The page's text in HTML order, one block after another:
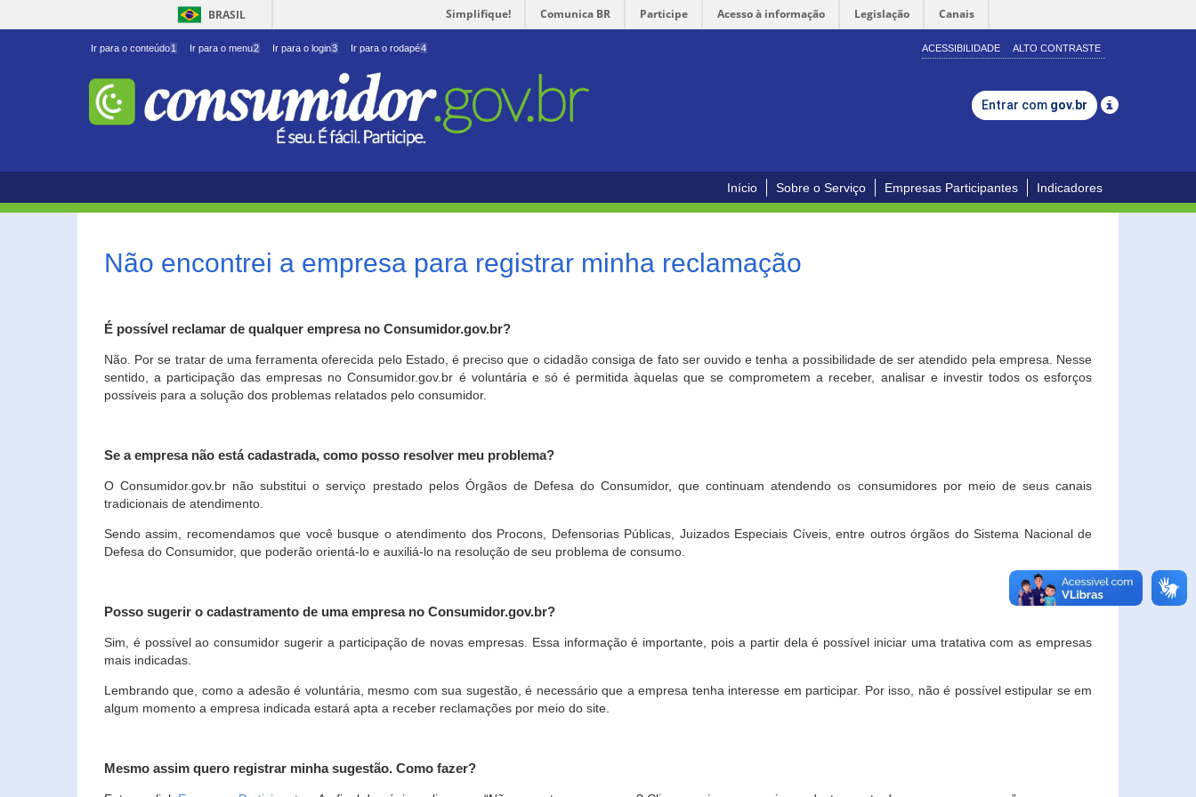
BRASIL Simplifique! Comunica BR Participe Acesso à informação Legislação Canais
Ir para o conteúdo1 Ir para o menu2 Ir para o login3 Ir para o rodapé4 ACESSIBILIDADE ALTO CONTRASTE
Entrar com gov.br
Início Sobre o Serviço Empresas Participantes Indicadores
Não encontrei a empresa para registrar minha reclamação
É possível reclamar de qualquer empresa no Consumidor.gov.br?
Não. Por se tratar de uma ferramenta oferecida pelo Estado, é preciso que o cidadão consiga de fato ser ouvido e tenha a possibilidade de ser atendido pela empresa. Nesse
sentido, a participação das empresas no Consumidor.gov.br é voluntária e só é permitida àquelas que se comprometem a receber, analisar e investir todos os esforços
possíveis para a solução dos problemas relatados pelo consumidor.
Se a empresa não está cadastrada, como posso resolver meu problema?
O Consumidor.gov.br não substitui o serviço prestado pelos Órgãos de Defesa do Consumidor, que continuam atendendo os consumidores por meio de seus canais
tradicionais de atendimento.
Sendo assim, recomendamos que você busque o atendimento dos Procons, Defensorias Públicas, Juizados Especiais Cíveis, entre outros órgãos do Sistema Nacional de
Defesa do Consumidor, que poderão orientá-lo e auxiliá-lo na resolução de seu problema de consumo.
Posso sugerir o cadastramento de uma empresa no Consumidor.gov.br?
Sim, é possível ao consumidor sugerir a participação de novas empresas. Essa informação é importante, pois a partir dela é possível iniciar uma tratativa com as empresas
mais indicadas.
Lembrando que, como a adesão é voluntária, mesmo com sua sugestão, é necessário que a empresa tenha interesse em participar. Por isso, não é possível estipular se em
algum momento a empresa indicada estará apta a receber reclamações por meio do site.
Mesmo assim quero registrar minha sugestão. Como fazer?